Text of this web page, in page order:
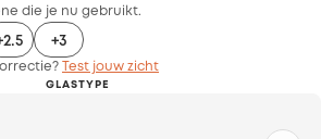
die je nu gebruikt.
+3
Test jouw zicht
GLASTYPE